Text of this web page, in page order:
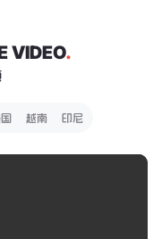
VIDEO.
越南 印尼